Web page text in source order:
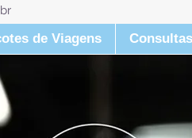
de Viagens Consultas